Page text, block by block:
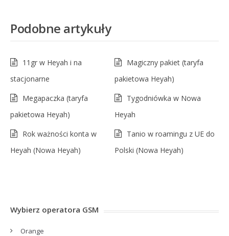
Podobne artykuły
11gr w Heyah i na
stacjonarne
Magiczny pakiet (taryfa
pakietowa Heyah)
Megapaczka (taryfa
pakietowa Heyah)
Tygodniówka w Nowa
Heyah
Rok ważności konta w
Heyah (Nowa Heyah)
Tanio w roamingu z UE do
Polski (Nowa Heyah)
Wybierz operatora GSM
Orange